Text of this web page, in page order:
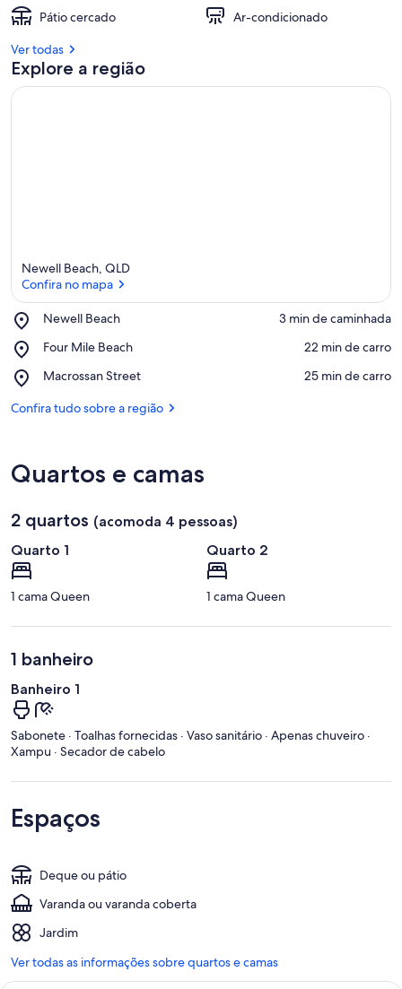
õ
d
s
t
a
á
Pátio cercado
Ar-condicionado
Ver todas
Explore a região
Newell Beach, QLD
Confira no mapa
Newell Beach
Place,
Beach
‪3 min de caminhada‬
Four Mile Beach
Place,
Mile
‪22 min de carro‬
Macrossan Street
Place,
Street
‪25 min de carro‬
Confira tudo sobre a região
Quartos e camas
2 quartos (acomoda 4 pessoas)
Quarto 1
1 cama Queen
Quarto 2
1 cama Queen
1 banheiro
Banheiro 1
Sabonete · Toalhas fornecidas · Vaso sanitário · Apenas chuveiro ·
Xampu · Secador de cabelo
Espaços
Deque ou pátio
Varanda ou varanda coberta
Jardim
Ver todas as informações sobre quartos e camas